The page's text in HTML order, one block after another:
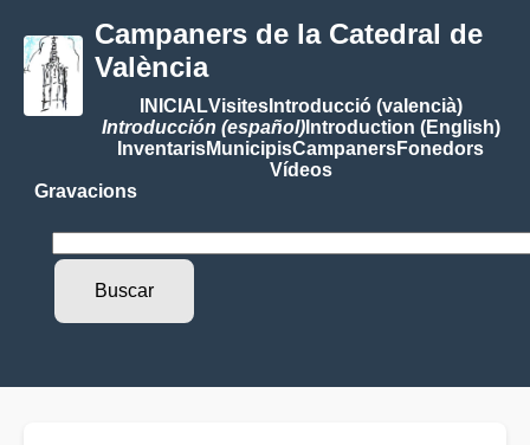
Campaners de la Catedral de
València
INICIALVisitesIntroducció (valencià)
Introducción (español)Introduction (English)
InventarisMunicipisCampanersFonedors
Vídeos
Gravacions